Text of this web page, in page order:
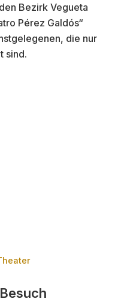
Bezirk Vegueta
Pérez Galdós“
die nur
sind.